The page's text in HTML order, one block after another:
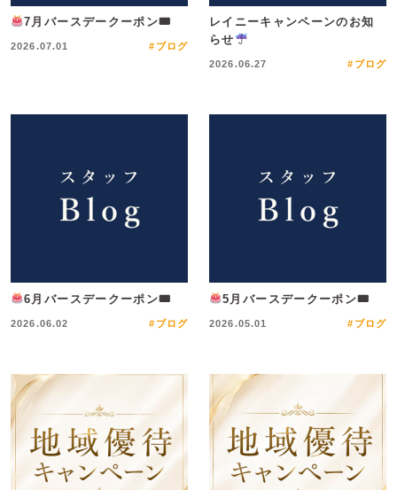
7月バースデークーポン🎟
2026.07.01 #ブログ
レイニーキャンペーンのお知
らせ
2026.06.27 #ブログ
6月バースデークーポン🎟
2026.06.02 #ブログ
5月バースデークーポン🎟
2026.05.01 #ブログ